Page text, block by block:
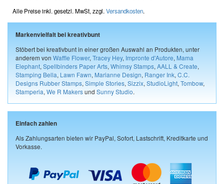
Alle Preise inkl. gesetzl. MwSt, zzgl. Versandkosten.
Markenvielfalt bei kreativbunt
Stöbert bei kreativbunt in einer großen Auswahl an Produkten, unter
anderem von Waffle Flower, Tracey Hey, Impronte d'Autore, Mama
Elephant, Spellbinders Paper Arts, Whimsy Stamps, AALL & Create,
Stamping Bella, Lawn Fawn, Marianne Design, Ranger Ink, C.C.
Designs Rubber Stamps, Simple Stories, Sizzix, StudioLight, Tombow,
Stamperia, We R Makersund Sunny Studio.
Einfach zahlen
Als Zahlungsarten bieten wir PayPal, Sofort, Lastschrift, Kreditkarte und
Vorkasse.